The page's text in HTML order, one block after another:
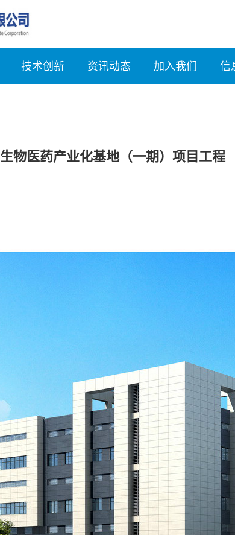
技术创新 资讯动态 加入我们 信
生物医药产业化基地（一期）项目工程